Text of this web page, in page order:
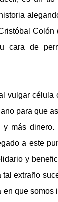
cara de
vulgar
para que
más
a este
y
extraño
que